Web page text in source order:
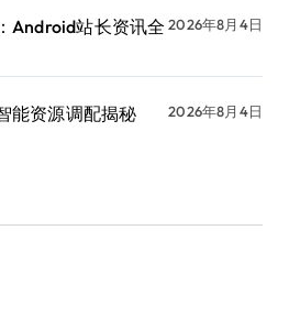
Android站长资讯全 2026年8月4日
能资源调配揭秘 2026年8月4日